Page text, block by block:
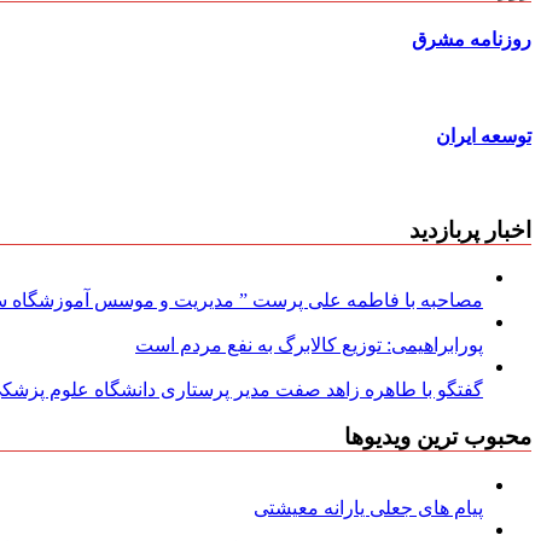
روزنامه مشرق
توسعه ایران
اخبار پربازدید
مصاحبه با فاطمه علی پرست ” مدیریت و موسس آموزشگاه
پورابراهیمی: توزیع کالابرگ به نفع مردم است
گفتگو با طاهره زاهد صفت مدیر پرستاری دانشگاه علوم
محبوب ترین ویدیوها
پیام های جعلی یارانه معیشتی